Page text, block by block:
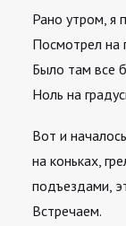
Рано утром, я
Посмотрел на
Было там все
Ноль на
Вот и
на коньках,
подъездами,
Встречаем.